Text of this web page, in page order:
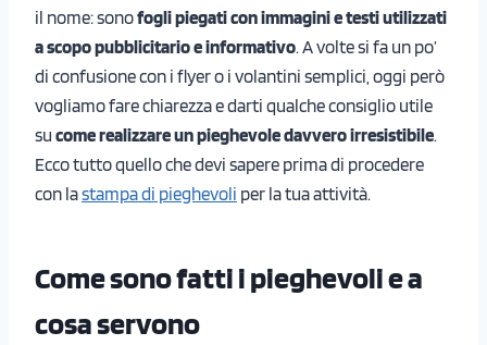
il nome: sonofogli piegati con immagini e testi utilizzati
a scopo pubblicitario e informativo. A volte si fa un po’
di confusione con i flyer o i volantini semplici, oggi però
vogliamo fare chiarezza e darti qualche consiglio utile
su come realizzare un pieghevole davvero irresistibile.
Ecco tutto quello che devi sapere prima di procedere
con lastampa di pieghevoli per la tua attività.
Come sono fatti i pieghevoli e a
cosa servono